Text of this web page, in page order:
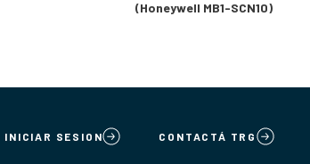
(Honeywell MB1-SCN10)
INICIAR SESION CONTACTÁ TRG